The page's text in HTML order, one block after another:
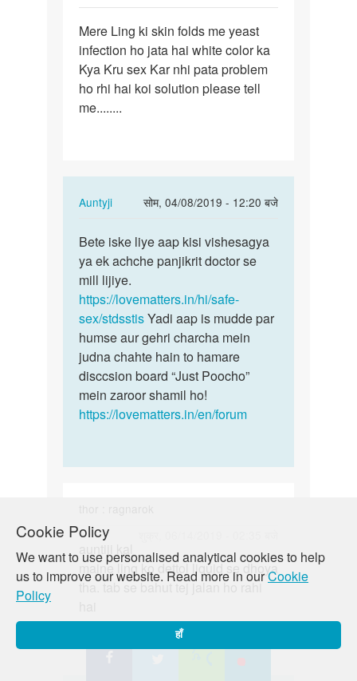
Cookie Policy
We want to use personalised analytical cookies to help
us to improve our website. Read more in ourCookie
Policy
हाँ
Mere
Lund
ki
skin
folds
Mere Ling ki skin folds me yeast
infection ho jata hai white color ka
Kya Kru sex Kar nhi pata problem
ho rhi hai koi solution please tell
me........
Auntyji
सोम, 04/08/2019 - 12:20 बजे
In
to
Mere
Lund
ki
skin
folds
me…
by
Rajesh
Bete
iske
liye
aap
kisi…
Bete iske liye aap kisi vishesagya
ya ek achche panjikrit doctor se
mill lijiye.
https://lovematters.in/hi/safe-
sex/stdsstisYadi aap is mudde par
humse aur gehri charcha mein
judna chahte hain to hamare
disccsion board “Just Poocho”
mein zaroor shamil ho!
https://lovematters.in/en/forum
पर्मालिंक
ko…
maine ling ko dettol liquid se dhoya
tha. tab se bahut tej jalan ho rahi